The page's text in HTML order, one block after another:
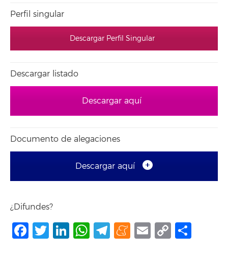
Perfil singular
Descargar Perfil Singular
Descargar listado
Descargar aquí
Documento de alegaciones
Descargar aquí
¿Difundes?
Facebook
Twitter
LinkedIn
WhatsApp
Telegram
Meneame
Email
Copy